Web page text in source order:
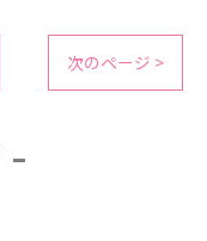
次のページ >